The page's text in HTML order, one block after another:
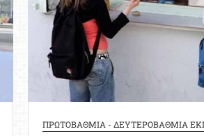
ΠΡΩΤΟΒΑΘΜΙΑ - ΔΕΥΤΕΡΟΒΑΘΜΙΑ